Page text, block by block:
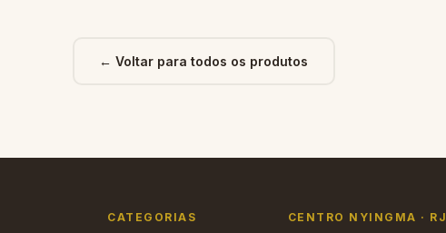
← Voltar para todos os produtos
CATEGORIAS CENTRO NYINGMA · RJ